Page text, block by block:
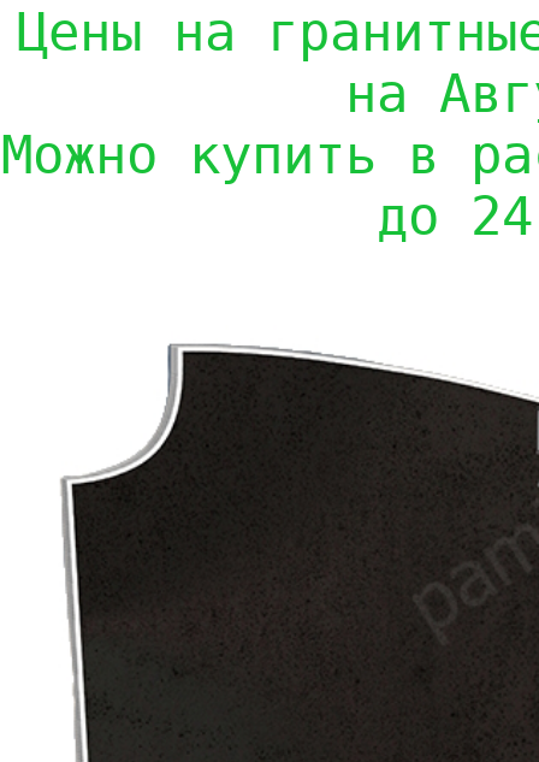
Цены на
на
Можно купить в
до